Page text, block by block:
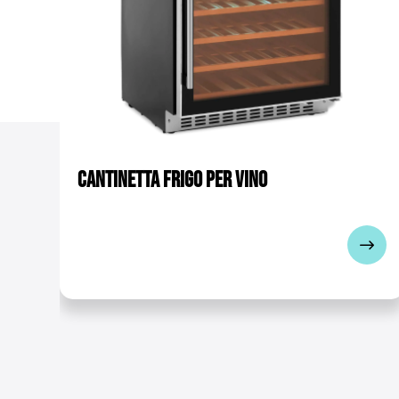
Classe energetica
Regolazione dei piedi [mm]
Blocco
Cavo di alimentazione [m]
Dimensioni dei ripiani [cm]
Refrigerante - Agente
Cantinetta frigo per vino